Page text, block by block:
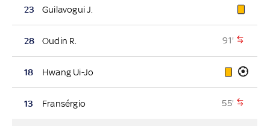
23 Guilavogui J.
28 Oudin R. 91'
18 Hwang Ui-Jo
13 Fransérgio 55'